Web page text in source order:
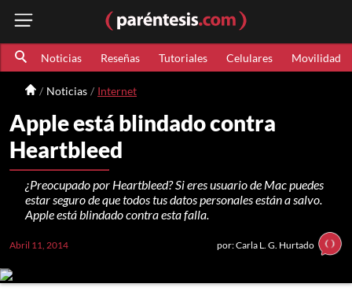
Noticias Reseñas Tutoriales Celulares Movilidad
Noticias Internet
Apple está blindado contra
Heartbleed
¿Preocupado por Heartbleed? Si eres usuario de Mac puedes
estar seguro de que todos tus datos personales están a salvo.
Apple está blindado contra esta falla.
Abril 11, 2014 por: Carla L. G. Hurtado